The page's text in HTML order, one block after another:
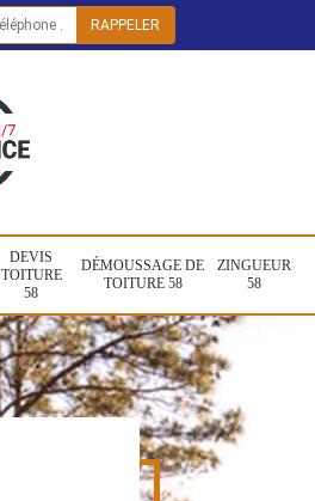
DEVIS
TOITURE
58
DÉMOUSSAGE DE
TOITURE 58
ZINGUEUR
58